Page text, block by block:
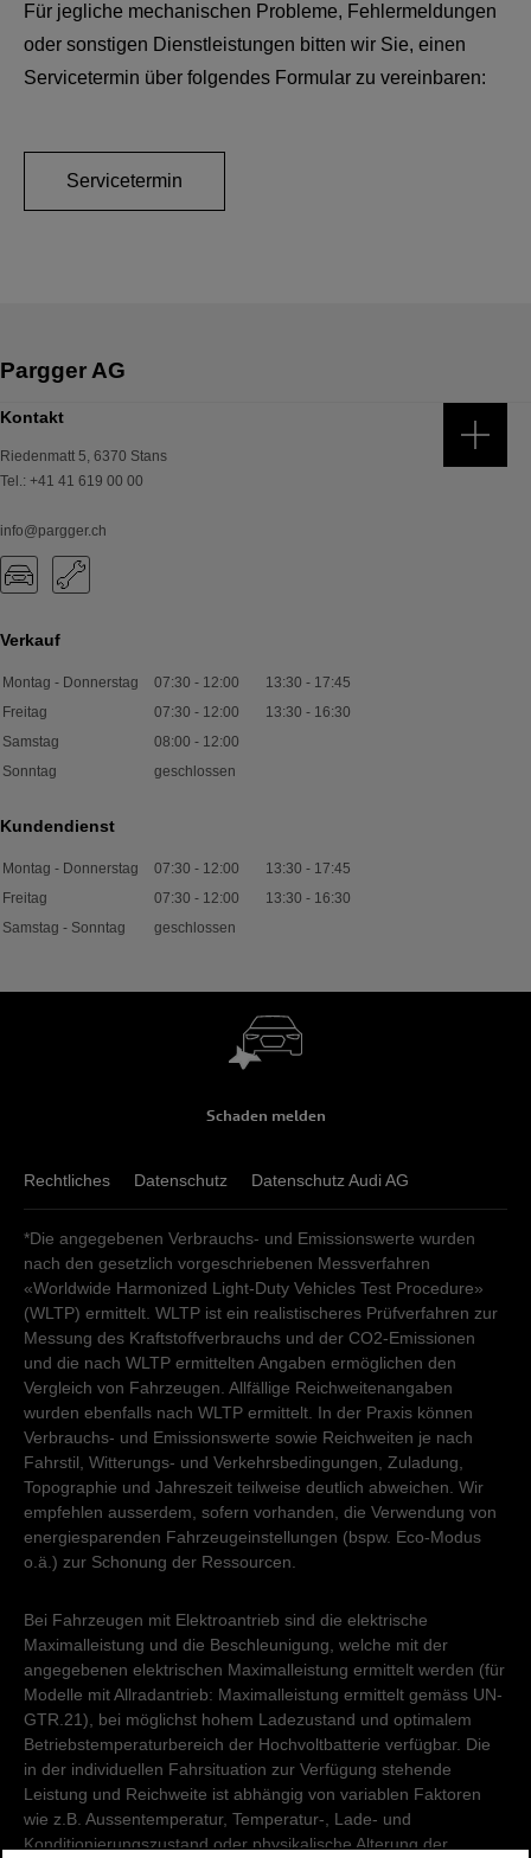
Für jegliche mechanischen Probleme, Fehlermeldungen
oder sonstigen Dienstleistungen bitten wir Sie, einen
Servicetermin über folgendes Formular zu vereinbaren:
Servicetermin
Kontakt
Riedenmatt 5, 6370 Stans
Tel.: +41 41 619 00 00
info@pargger.ch
Verkauf
Montag - Donnerstag 07:30 - 12:00 13:30 - 17:45
Freitag
07:30 - 12:00 13:30 - 16:30
Samstag
08:00 - 12:00
Sonntag
geschlossen
Kundendienst
Montag - Donnerstag 07:30 - 12:00 13:30 - 17:45
Freitag
07:30 - 12:00 13:30 - 16:30
Samstag - Sonntag
geschlossen
Schaden melden
Rechtliches Datenschutz Datenschutz Audi AG
*Die angegebenen Verbrauchs- und Emissionswerte wurden
nach den gesetzlich vorgeschriebenen Messverfahren
«Worldwide Harmonized Light-Duty Vehicles Test Procedure»
(WLTP) ermittelt. WLTP ist ein realistischeres Prüfverfahren zur
Messung des Kraftstoffverbrauchs und der CO2-Emissionen
und die nach WLTP ermittelten Angaben ermöglichen den
Vergleich von Fahrzeugen. Allfällige Reichweitenangaben
wurden ebenfalls nach WLTP ermittelt. In der Praxis können
Verbrauchs- und Emissionswerte sowie Reichweiten je nach
Fahrstil, Witterungs- und Verkehrsbedingungen, Zuladung,
Topographie und Jahreszeit teilweise deutlich abweichen. Wir
empfehlen ausserdem, sofern vorhanden, die Verwendung von
energiesparenden Fahrzeugeinstellungen (bspw. Eco-Modus
o.ä.) zur Schonung der Ressourcen.
Bei Fahrzeugen mit Elektroantrieb sind die elektrische
Maximalleistung und die Beschleunigung, welche mit der
angegebenen elektrischen Maximalleistung ermittelt werden (für
Modelle mit Allradantrieb: Maximalleistung ermittelt gemäss UN-
GTR.21), bei möglichst hohem Ladezustand und optimalem
Betriebstemperaturbereich der Hochvoltbatterie verfügbar. Die
in der individuellen Fahrsituation zur Verfügung stehende
Leistung und Reichweite ist abhängig von variablen Faktoren
wie z.B. Aussentemperatur, Temperatur-, Lade- und
Konditionierungszustand oder physikalische Alterung der